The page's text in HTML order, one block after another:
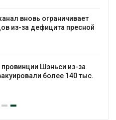
вновь ограничивает
из-за дефицита пресной
провинции Шэньси из-за
более 140 тыс.